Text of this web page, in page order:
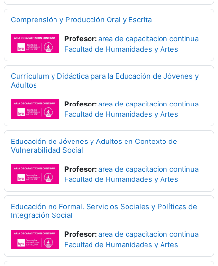
Comprensión y Producción Oral y Escrita
Profesor:area de capacitacion continua
Facultad de Humanidades y Artes
Curriculum y Didáctica para la Educación de Jóvenes y
Adultos
Profesor:area de capacitacion continua
Facultad de Humanidades y Artes
Educación de Jóvenes y Adultos en Contexto de
Vulnerabilidad Social
Profesor:area de capacitacion continua
Facultad de Humanidades y Artes
Educación no Formal. Servicios Sociales y Políticas de
Integración Social
Profesor:area de capacitacion continua
Facultad de Humanidades y Artes